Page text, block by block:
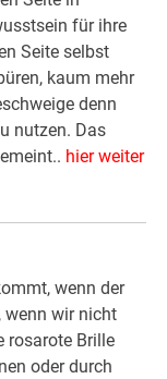
für ihre
Seite selbst
kaum mehr
denn
nutzen. Das
hier weiter
wenn der
wenn wir nicht
rosarote Brille
oder durch